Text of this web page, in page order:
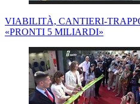
VIABILITÀ, CANTIERI-
«PRONTI 5 MILIARDI»